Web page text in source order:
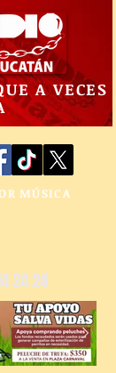
A VECES
MÚSICA
24 24